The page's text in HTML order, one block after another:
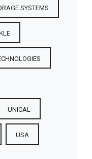
SYSTEMS
UNICAL
USA